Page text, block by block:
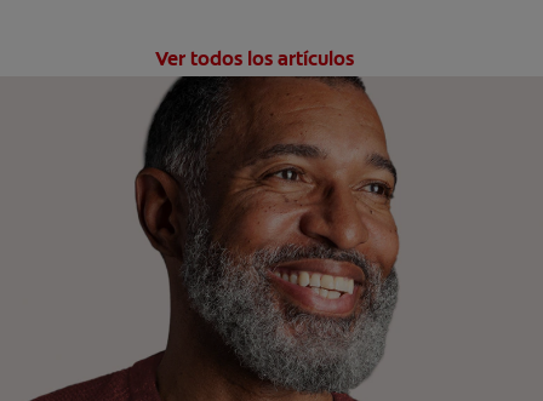
Ver todos los artículos